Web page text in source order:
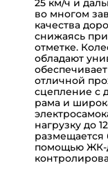
25 км/ч и
во многом
качества
снижаясь
отметке.
обладают
обеспечивает
отличной
сцепление с
рама и
нагрузку до
размещается
помощью ЖК-